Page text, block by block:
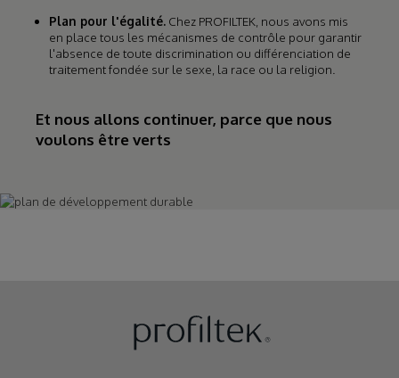
Plan pour l'égalité. Chez PROFILTEK, nous avons mis
en place tous les mécanismes de contrôle pour garantir
l'absence de toute discrimination ou différenciation de
traitement fondée sur le sexe, la race ou la religion.
Et nous allons continuer, parce que nous
voulons être verts